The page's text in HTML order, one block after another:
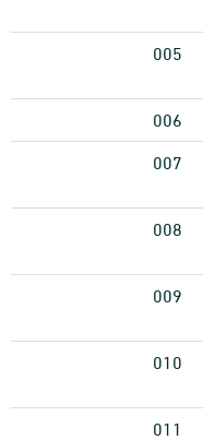
005
006
007
008
009
010
011